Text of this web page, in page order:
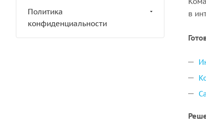
в
Политика
конфиденциальности